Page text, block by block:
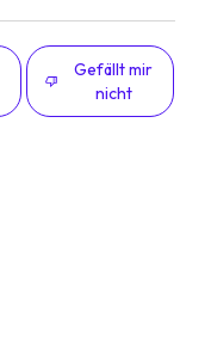
Gefällt mir
nicht